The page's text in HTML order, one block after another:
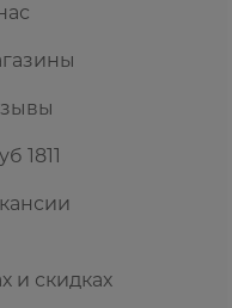
1811
и скидках